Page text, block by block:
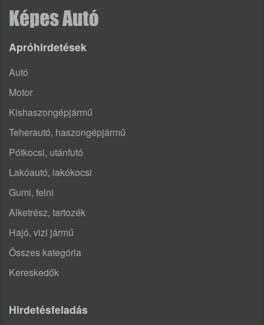
Apróhirdetések
Autó
Motor
Kishaszongépjármű
Teherautó, haszongépjármű
Pótkocsi, utánfutó
Lakóautó, lakókocsi
Gumi, felni
Alketrész, tartozék
Hajó, vizi jármű
Összes kategória
Kereskedők
Hirdetésfeladás